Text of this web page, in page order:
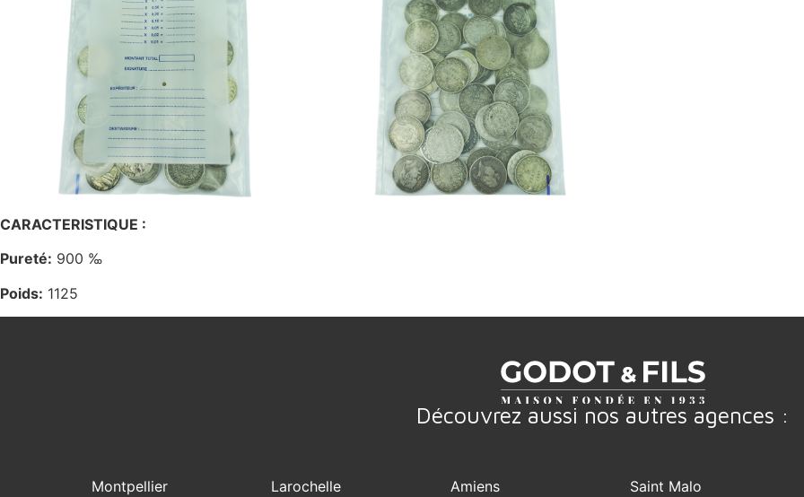
CARACTERISTIQUE :
Pureté: 900 ‰
Poids: 1125
Découvrez aussi nos autres agences :
Montpellier
Larochelle
Amiens
Saint Malo